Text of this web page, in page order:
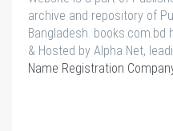
archive and repository of
Bangladesh. books.com.bd
& Hosted by Alpha Net,
Name Registration